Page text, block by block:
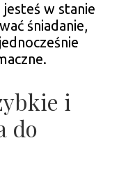
w stanie
śniadanie,
i
do